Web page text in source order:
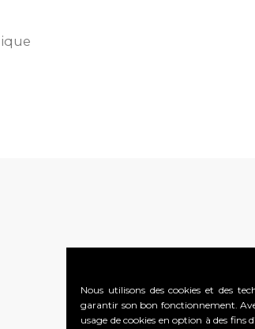
36061 Bassano
Nous utilisons des cookies et des
garantir son bon fonctionnement.
usage de cookies en option à des fins